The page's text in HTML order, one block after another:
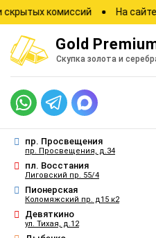
комиссий На сайте
Gold
Скупка золота и
пр. Просвещения
пр. Просвещения, д.34
пл. Восстания
Лиговский пр. 55/4
Пионерская
Коломяжский пр. д15 к2
Девяткино
ул. Тихая, д.12